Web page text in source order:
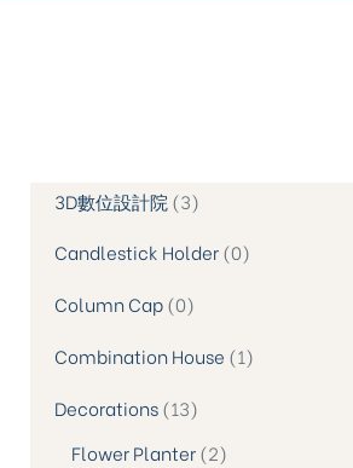
3D數位設計院 3
Candlestick Holder 0
Column Cap 0
Combination House 1
Decorations 13
Flower Planter 2